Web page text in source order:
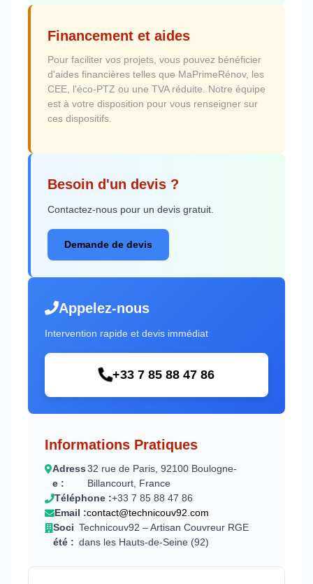
Financement et aides
Pour faciliter vos projets, vous pouvez bénéficier
d'aides financières telles que MaPrimeRénov, les
CEE, l'éco-PTZ ou une TVA réduite. Notre équipe
est à votre disposition pour vous renseigner sur
ces dispositifs.
Besoin d'un devis ?
Contactez-nous pour un devis gratuit.
Demande de devis
Appelez-nous
Intervention rapide et devis immédiat
+33 7 85 88 47 86
Informations Pratiques
Adress
e :
32 rue de Paris, 92100 Boulogne-
Billancourt, France
Téléphone :+33 7 85 88 47 86
Email :contact@technicouv92.com
Soci
été :
Technicouv92 – Artisan Couvreur RGE
dans les Hauts-de-Seine (92)